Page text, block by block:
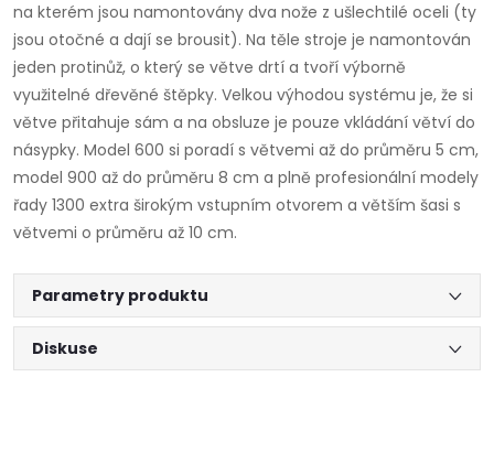
na kterém jsou namontovány dva nože z ušlechtilé oceli (ty
jsou otočné a dají se brousit). Na těle stroje je namontován
jeden protinůž, o který se větve drtí a tvoří výborně
využitelné dřevěné štěpky. Velkou výhodou systému je, že si
větve přitahuje sám a na obsluze je pouze vkládání větví do
násypky. Model 600 si poradí s větvemi až do průměru 5 cm,
model 900 až do průměru 8 cm a plně profesionální modely
řady 1300 extra širokým vstupním otvorem a větším šasi s
větvemi o průměru až 10 cm.
Parametry produktu
Diskuse